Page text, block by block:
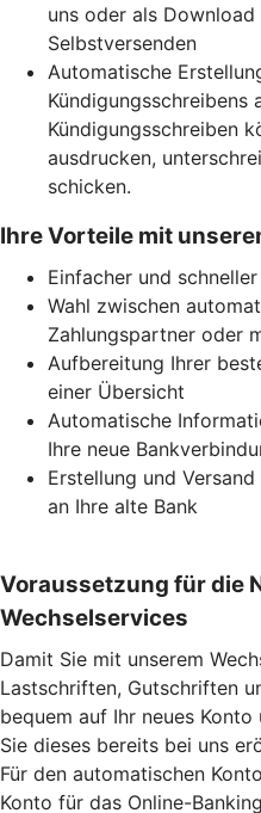
uns oder als
Selbstversenden
Automatische
Kündigungsschreibens
Kündigungsschreiben
ausdrucken,
schicken.
Ihre Vorteile mit
Einfacher und
Wahl zwischen
Zahlungspartner oder
Aufbereitung Ihrer
einer Übersicht
Automatische
Ihre neue
Erstellung und
an Ihre alte Bank
Voraussetzung für die
Wechselservices
Damit Sie mit unserem
Lastschriften, Gutschriften
bequem auf Ihr neues
Sie dieses bereits bei uns
Für den automatischen
Konto für das Online-